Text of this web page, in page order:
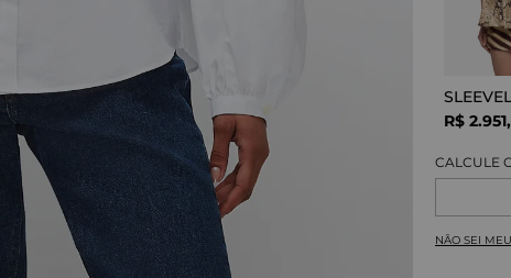
R$ 2.951,
NÃO SEI